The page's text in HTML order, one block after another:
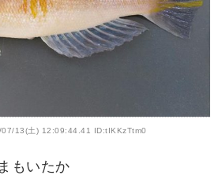
13(土) 12:09:44.41 ID:tIKKzTtm0
もいたか